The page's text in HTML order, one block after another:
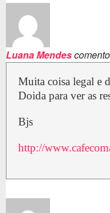
Luana Mendes
Muita coisa legal e
Doida para ver as
Bjs
http://